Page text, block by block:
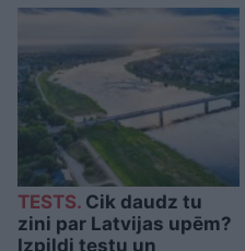
TESTS. Cik daudz tu
zini par Latvijas upēm?
Izpildi testu un